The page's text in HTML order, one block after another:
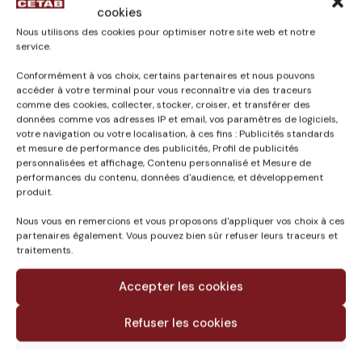
cookies
Nous utilisons des cookies pour optimiser notre site web et notre
service.
Conformément à vos choix, certains partenaires et nous pouvons
accéder à votre terminal pour vous reconnaître via des traceurs
comme des cookies, collecter, stocker, croiser, et transférer des
données comme vos adresses IP et email, vos paramètres de logiciels,
votre navigation ou votre localisation, à ces fins : Publicités standards
et mesure de performance des publicités, Profil de publicités
personnalisées et affichage, Contenu personnalisé et Mesure de
performances du contenu, données d'audience, et développement
produit.
Nous vous en remercions et vous proposons d'appliquer vos choix à ces
partenaires également. Vous pouvez bien sûr refuser leurs traceurs et
traitements.
Accepter les cookies
Refuser les cookies
Published in
NOUVEAU PALAIS DE
JUSTICE MONT-DE-
MARSAN (40)